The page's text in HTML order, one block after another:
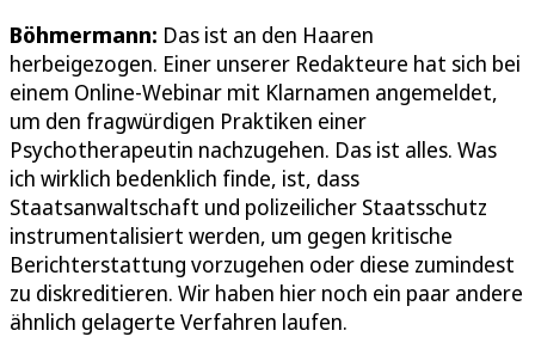
Böhmermann: Das ist an den Haaren
herbeigezogen. Einer unserer Redakteure hat sich bei
einem Online-Webinar mit Klarnamen angemeldet,
um den fragwürdigen Praktiken einer
Psychotherapeutin nachzugehen. Das ist alles. Was
ich wirklich bedenklich finde, ist, dass
Staatsanwaltschaft und polizeilicher Staatsschutz
instrumentalisiert werden, um gegen kritische
Berichterstattung vorzugehen oder diese zumindest
zu diskreditieren. Wir haben hier noch ein paar andere
ähnlich gelagerte Verfahren laufen.